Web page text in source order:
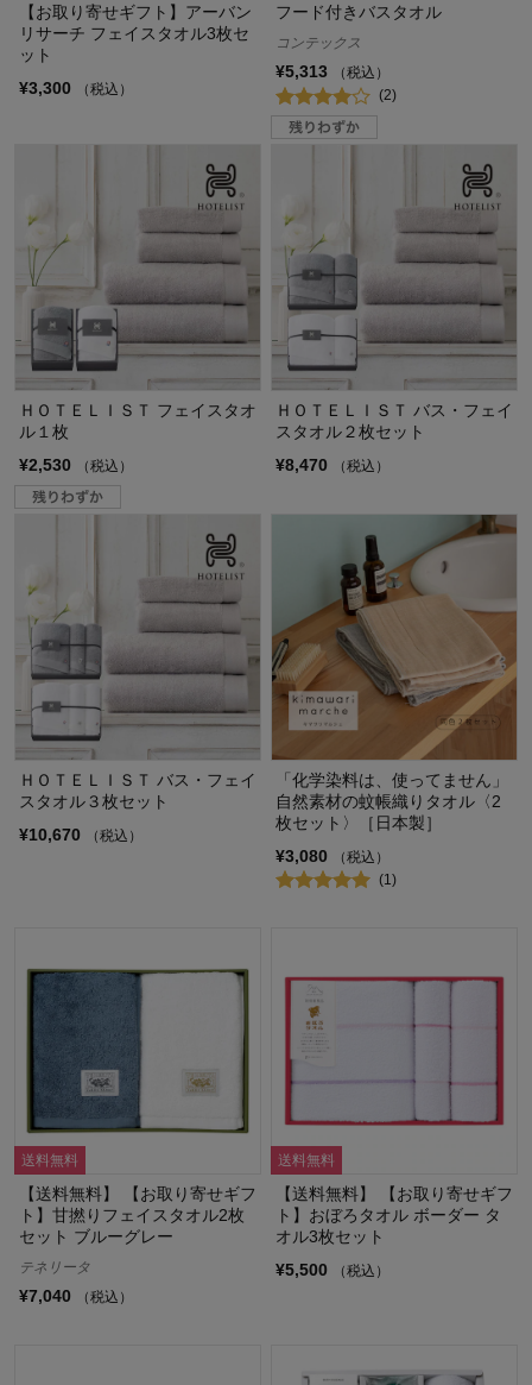
【お取り寄せギフト】アーバン
リサーチ フェイスタオル3枚セ
ット
¥3,300
（税込）
フード付きバスタオル
コンテックス
¥5,313
（税込）
(2)
ＨＯＴＥＬＩＳＴ フェイスタオ
ル１枚
¥2,530
（税込）
ＨＯＴＥＬＩＳＴ バス・フェイ
スタオル２枚セット
¥8,470
（税込）
ＨＯＴＥＬＩＳＴ バス・フェイ
スタオル３枚セット
¥10,670
（税込）
「化学染料は、使ってません」
自然素材の蚊帳織りタオル〈2
枚セット〉［日本製］
¥3,080
（税込）
(1)
送料無料
【送料無料】 【お取り寄せギフ
ト】甘撚りフェイスタオル2枚
セット ブルーグレー
テネリータ
¥7,040 （税込）
送料無料
【送料無料】 【お取り寄せギフ
ト】おぼろタオル ボーダー タ
オル3枚セット
¥5,500
（税込）